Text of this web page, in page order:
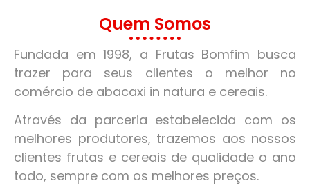
Quem Somos
Fundada em 1998, a Frutas Bomfim busca
trazer para seus clientes o melhor no
comércio de abacaxi in natura e cereais.
Através da parceria estabelecida com os
melhores produtores, trazemos aos nossos
clientes frutas e cereais de qualidade o ano
todo, sempre com os melhores preços.